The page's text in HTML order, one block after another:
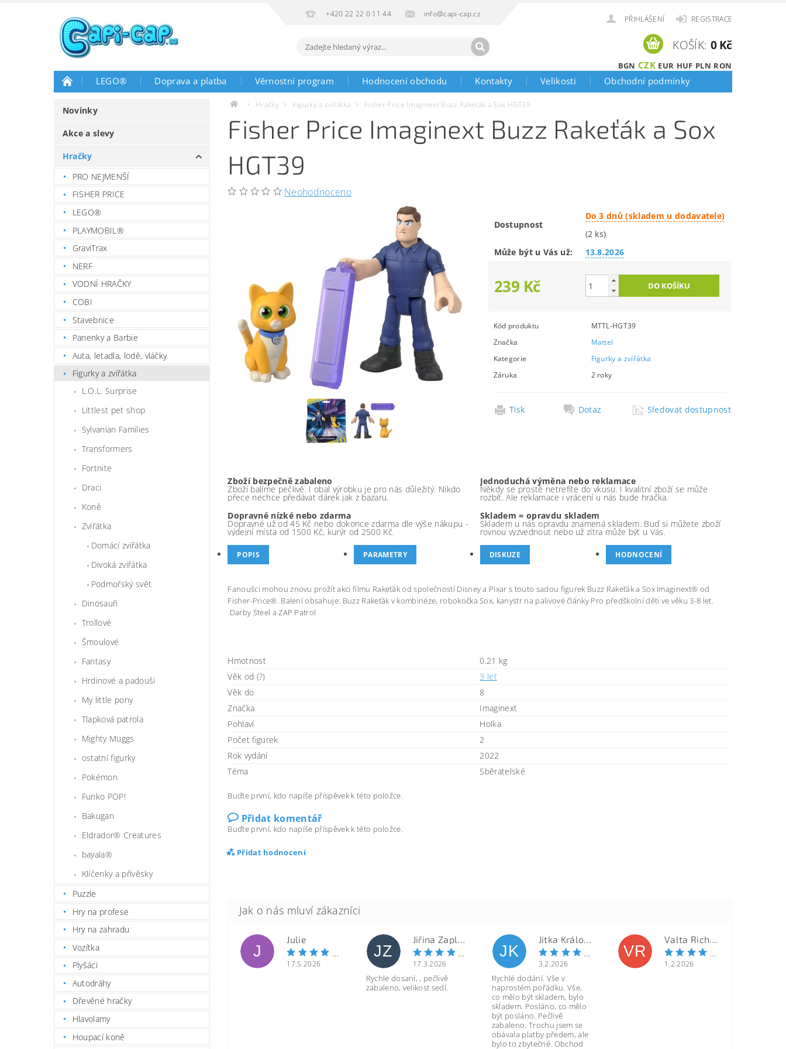
+420 22 22 0 11 44 info@capi-cap.cz
PŘIHLÁŠENÍ REGISTRACE
BGN CZK EUR HUF PLN RON
KOŠÍK: 0 Kč
LEGO® Doprava a platba Věrnostní program Hodnocení obchodu Kontakty Velikosti Obchodní podmínky
Novinky
Akce a slevy
Hračky
PRO NEJMENŠÍ
FISHER PRICE
LEGO®
PLAYMOBIL®
GraviTrax
NERF
VODNÍ HRAČKY
COBI
Stavebnice
Panenky a Barbie
Auta, letadla, lodě, vláčky
Figurky a zvířátka
L.O.L. Surprise
Littlest pet shop
Sylvanian Families
Transformers
Fortnite
Draci
Koně
Zvířátka
Domácí zvířátka
Divoká zvířátka
Podmořský svět
Dinosauři
Trollové
Šmoulové
Fantasy
Hrdinové a padouši
My little pony
Tlapková patrola
Mighty Muggs
ostatní figurky
Pokémon
Funko POP!
Bakugan
Eldrador® Creatures
bayala®
Klíčenky a přívěsky
Puzzle
Hry na profese
Hry na zahradu
Vozítka
Plyšáci
Autodráhy
Dřevěné hračky
Hlavolamy
Houpací koně
Hračky Figurky a zvířátka Fisher Price Imaginext Buzz Rakeťák a Sox HGT39
Fisher Price Imaginext Buzz Rakeťák a Sox
HGT39
Neohodnoceno
Dostupnost
Do 3 dnů (skladem u dodavatele)
(2 ks)
Může být u Vás už:
13.8.2026
239 Kč
Kód produktu
MTTL-HGT39
Značka
Mattel
Kategorie
Figurky a zvířátka
Záruka
2 roky
Tisk Dotaz Sledovat dostupnost
Zboží bezpečně zabaleno
Zboží balíme pečlivě. I obal výrobku je pro nás důležitý. Nikdo
přece nechce předávat dárek jak z bazaru.
Jednoduchá výměna nebo reklamace
Někdy se prostě netrefíte do vkusu. I kvalitní zboží se může
rozbít. Ale reklamace i vrácení u nás bude hračka.
Dopravné nízké nebo zdarma
Dopravné už od 45 Kč nebo dokonce zdarma dle výše nákupu -
výdejní místa od 1500 Kč, kurýr od 2500 Kč.
Skladem = opravdu skladem
Skladem u nás opravdu znamená skladem. Buď si můžete zboží
rovnou vyzvednout nebo už zítra může být u Vás.
POPIS PARAMETRY DISKUZE HODNOCENÍ
Fanoušci mohou znovu prožít akci filmu Rakeťák od společností Disney a Pixar s touto sadou figurek Buzz Rakeťák a Sox Imaginext® od
Fisher-Price®. Balení obsahuje: Buzz Rakeťák v kombinéze, robokočka Sox, kanystr na palivové články Pro předškolní děti ve věku 3-8 let.
Darby Steel a ZAP Patrol
Hmotnost
0.21 kg
Věk od (?)
3 let
Věk do
8
Značka
Imaginext
Pohlaví
Holka
Počet figurek
2
Rok vydání
2022
Téma
Sběratelské
Buďte první, kdo napíše příspěvek k této položce.
Přidat komentář
Buďte první, kdo napíše příspěvek k této položce.
Přidat hodnocení
J
Julie
17.5.2026
JZ
Jiřina Zapletalová
17.3.2026
Rychle dosani, , pečlivě
zabaleno, velikost sedí.
JK
Jitka Královcová
3.2.2026
Rychlé dodání. Vše v
naprostém pořádku. Vše,
co mělo být skladem, bylo
skladem. Posláno, co mělo
být posláno. Pečlivě
zabaleno. Trochu jsem se
obávala platby předem, ale
bylo to zbytečné. Obchod
VR
Valta Richard
1.2.2026